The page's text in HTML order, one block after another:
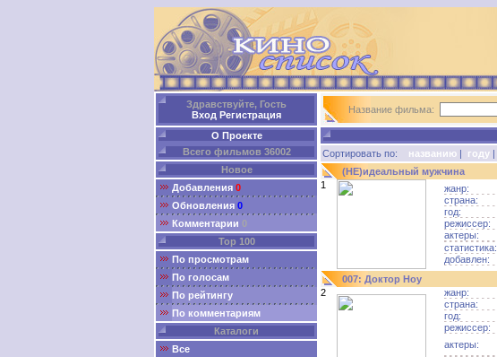
Здравствуйте, Гость
Вход Регистрация
О Проекте
Всего фильмов 36002
Новое
Добавления 0
Обновления 0
Комментарии 0
Top 100
По просмотрам
По голосам
По рейтингу
По комментариям
Каталоги
Все
Название фильма:
Сортировать по: названию | году |
(НЕ)идеальный мужчина
1
жанр:
страна:
год:
режиссер:
актеры:
статистика:
добавлен:
007: Доктор Ноу
2
жанр:
страна:
год:
режиссер:
актеры: